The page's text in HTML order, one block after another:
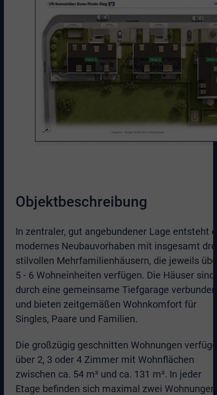
Objektbeschreibung
In zentraler, gut angebundener Lage entsteht
modernes Neubauvorhaben mit insgesamt
stilvollen Mehrfamilienhäusern, die jeweils
5 - 6 Wohneinheiten verfügen. Die Häuser sind
durch eine gemeinsame Tiefgarage verbunden
und bieten zeitgemäßen Wohnkomfort für
Singles, Paare und Familien.
Die großzügig geschnitten Wohnungen
über 2, 3 oder 4 Zimmer mit Wohnflächen
zwischen ca. 54 m² und ca. 131 m². In jeder
Etage befinden sich maximal zwei Wohnungen